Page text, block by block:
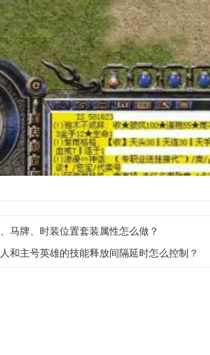
马牌、时装位置套装属性怎么做？
和主号英雄的技能释放间隔延时怎么控制？